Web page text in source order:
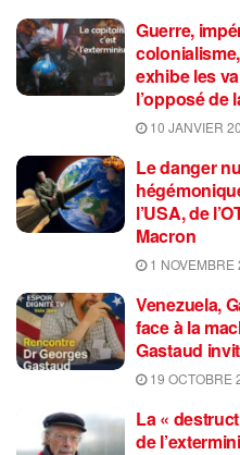
Guerre,
exhibe les
l’opposé de
10 JANVIER
Le danger
l’USA, de
Macron
1 NOVEMBRE
Venezuela,
face à la
Gastaud
19 OCTOBRE
La «
de